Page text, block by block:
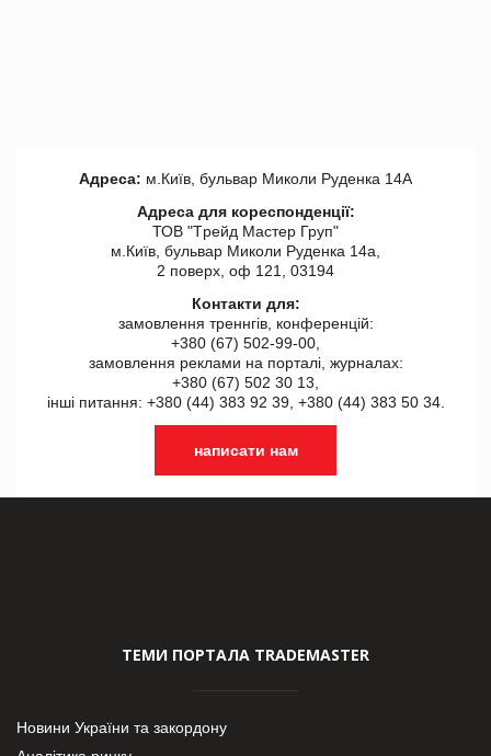
Адреса: м.Київ, бульвар Миколи Руденка 14А
Адреса для кореспонденції:
ТОВ "Tрейд Мастер Груп"
м.Київ, бульвар Миколи Руденка 14а,
2 поверх, оф 121, 03194
Контакти для:
замовлення треннгів, конференцій:
+380 (67) 502-99-00,
замовлення реклами на порталі, журналах:
+380 (67) 502 30 13,
інші питання: +380 (44) 383 92 39, +380 (44) 383 50 34.
написати нам
ТЕМИ ПОРТАЛА TRADEMASTER
Новини України та закордону